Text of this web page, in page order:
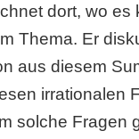
dort, wo es
Thema. Er
aus diesem
irrationalen
solche Fragen